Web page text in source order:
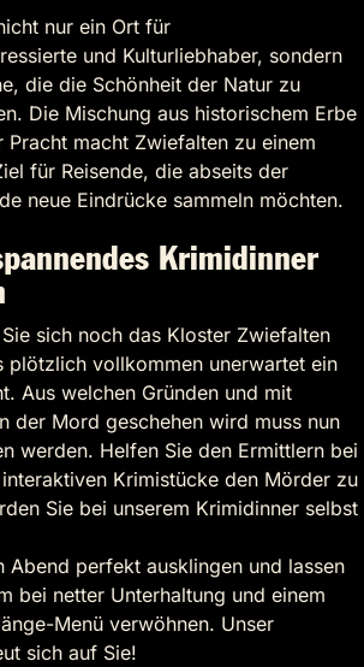
nur ein Ort für
und Kulturliebhaber, sondern
die die Schönheit der Natur zu
Die Mischung aus historischem Erbe
Pracht macht Zwiefalten zu einem
für Reisende, die abseits der
neue Eindrücke sammeln möchten.
Krimidinner
sich noch das Kloster Zwiefalten
plötzlich vollkommen unerwartet ein
Aus welchen Gründen und mit
der Mord geschehen wird muss nun
werden. Helfen Sie den Ermittlern bei
Krimistücke den Mörder zu
Sie bei unserem Krimidinner selbst
Abend perfekt ausklingen und lassen
bei netter Unterhaltung und einem
Menü verwöhnen. Unser
sich auf Sie!